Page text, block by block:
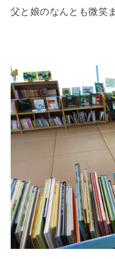
父と娘のなんとも微笑